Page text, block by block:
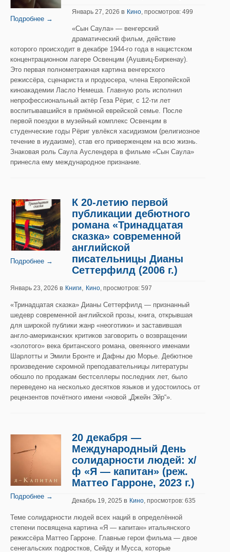
Подробнее →
Январь 27, 2026 в Кино, просмотров: 499
«Сын Саула» — венгерский
драматический фильм, действие
которого происходит в декабре 1944-го года в нацистском
концентрационном лагере Освенцим (Аушвиц-Биркенау).
Это первая полнометражная картина венгерского
режиссёра, сценариста и продюсера, члена Европейской
киноакадемии Ласло Немеша. Главную роль исполнил
непрофессиональный актёр Геза Рёриг, с 12-ти лет
воспитывавшийся в приёмной еврейской семье. После
первой поездки в музейный комплекс Освенцим в
студенческие годы Рёриг увлёкся хасидизмом (религиозное
течение в иудаизме), став его приверженцем на всю жизнь.
Знаковая роль Саула Ауслендера в фильме «Сын Саула»
принесла ему международное признание.
Подробнее →
К 20-летию первой
публикации дебютного
романа «Тринадцатая
сказка» современной
английской
писательницы Дианы
Сеттерфилд (2006 г.)
Январь 23, 2026 в Книги, Кино, просмотров: 597
«Тринадцатая сказка» Дианы Сеттерфилд — признанный
шедевр современной английской прозы, книга, открывшая
для широкой публики жанр «неоготики» и заставившая
англо-американских критиков заговорить о возвращении
«золотого» века британского романа, овеянного именами
Шарлотты и Эмили Бронте и Дафны дю Морье. Дебютное
произведение скромной преподавательницы литературы
обошло по продажам бестселлеры последних лет, было
переведено на несколько десятков языков и удостоилось от
рецензентов почётного имени «новой „Джейн Эйр“».
Подробнее →
20 декабря —
Международный День
солидарности людей: х/
ф «Я — капитан» (реж.
Маттео Гарроне, 2023 г.)
Декабрь 19, 2025 в Кино, просмотров: 635
Теме солидарности людей всех наций в определённой
степени посвящена картина «Я — капитан» итальянского
режиссёра Маттео Гарроне. Главные герои фильма — двое
сенегальских подростков, Сейду и Мусса, которые